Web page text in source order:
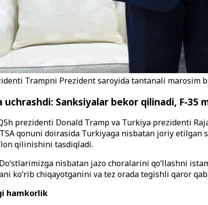
Trampni Prezident saroyida tantanali marosim
uchrashdi: Sanksiyalar bekor qilinadi, F-
prezidenti Donald Tramp va Turkiya prezidenti
qonuni doirasida Turkiyaga nisbatan joriy
qilinishini tasdiqladi.
nisbatan jazo choralarini qo‘llashni
ko‘rib chiqayotganini va tez orada tegishli qaror
hamkorlik